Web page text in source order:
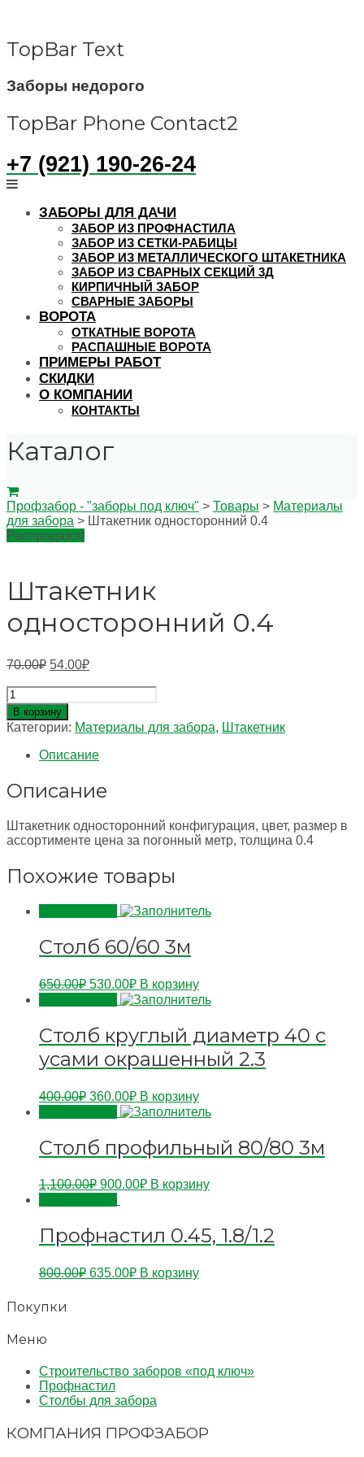
content
TopBar Text
Заборы недорого
TopBar Phone Contact2
+7 (921) 190-26-24
ЗАБОРЫ ДЛЯ ДАЧИ
ЗАБОР ИЗ ПРОФНАСТИЛА
ЗАБОР ИЗ СЕТКИ-РАБИЦЫ
ЗАБОР ИЗ МЕТАЛЛИЧЕСКОГО ШТАКЕТНИКА
ЗАБОР ИЗ СВАРНЫХ СЕКЦИЙ 3Д
КИРПИЧНЫЙ ЗАБОР
СВАРНЫЕ ЗАБОРЫ
ВОРОТА
ОТКАТНЫЕ ВОРОТА
РАСПАШНЫЕ ВОРОТА
ПРИМЕРЫ РАБОТ
СКИДКИ
О КОМПАНИИ
КОНТАКТЫ
Каталог
Профзабор - "заборы под ключ" > Товары > Материалы
для забора > Штакетник односторонний 0.4
Распродажа!
Штакетник
односторонний 0.4
70.00₽ 54.00₽
Количество
товара
Штакетник
односторонний
В корзину
Категории: Материалы для забора, Штакетник
Описание
Описание
Штакетник односторонний конфигурация, цвет, размер в
ассортименте цена за погонный метр, толщина 0.4
Похожие товары
Столб 60/60 3м
650.00₽ 530.00₽ В корзину
Столб круглый диаметр 40 с
усами окрашенный 2.3
400.00₽ 360.00₽ В корзину
Столб профильный 80/80 3м
1,100.00₽ 900.00₽ В корзину
Профнастил 0.45, 1.8/1.2
800.00₽ 635.00₽ В корзину
Покупки
Меню
Строительство заборов «под ключ»
Профнастил
Столбы для забора
КОМПАНИЯ ПРОФЗАБОР